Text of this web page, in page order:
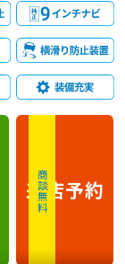
商談無料
来店予約